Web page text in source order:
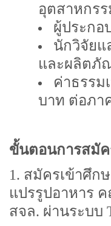
อุตสาหกร
ผู้ประกอ
นักวิจัยแ
และผลิตภั
ค่าธรรม
บาท ต่อภา
ขั้นตอนการสมั
1. สมัครเข้าศึก
แปรรูปอาหาร
สจล. ผ่านระบบ